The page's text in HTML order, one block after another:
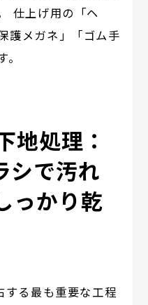
仕上げ用の「ヘ
護メガネ」「ゴム手
地処理：
シで汚れ
っかり乾
する最も重要な工程